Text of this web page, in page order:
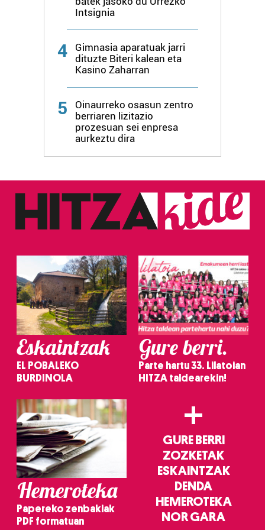
Intsignia
4
Gimnasia aparatuak jarri
dituzte Biteri kalean eta
Kasino Zaharran
5
Oinaurreko osasun zentro
berriaren lizitazio
prozesuan sei enpresa
aurkeztu dira
Eskaintzak
EL POBALEKO
BURDINOLA
Gure berri.
Parte hartu 33. Lilatoian
HITZA taldearekin!
Hemeroteka
Papereko zenbakiak
PDF formatuan
+
GURE BERRI
ZOZKETAK
ESKAINTZAK
DENDA
HEMEROTEKA
NOR GARA